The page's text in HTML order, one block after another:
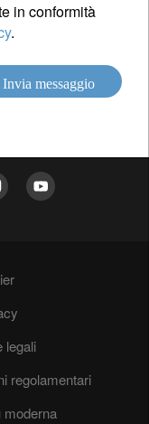
in conformità
.
Invia messaggio
legali
regolamentari
moderna